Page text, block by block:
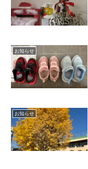
お知らせ
お知らせ